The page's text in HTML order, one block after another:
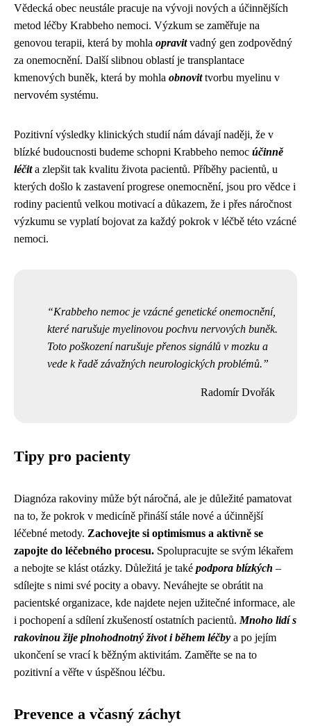
Vědecká obec neustále pracuje na vývoji nových a účinnějších
metod léčby Krabbeho nemoci. Výzkum se zaměřuje na
genovou terapii, která by mohla opravitvadný gen zodpovědný
za onemocnění. Další slibnou oblastí je transplantace
kmenových buněk, která by mohla obnovittvorbu myelinu v
nervovém systému.
Pozitivní výsledky klinických studií nám dávají naději, že v
blízké budoucnosti budeme schopni Krabbeho nemoc účinně
léčita zlepšit tak kvalitu života pacientů. Příběhy pacientů, u
kterých došlo k zastavení progrese onemocnění, jsou pro vědce i
rodiny pacientů velkou motivací a důkazem, že i přes náročnost
výzkumu se vyplatí bojovat za každý pokrok v léčbě této vzácné
nemoci.
Krabbeho nemoc je vzácné genetické onemocnění,
které narušuje myelinovou pochvu nervových buněk.
Toto poškození narušuje přenos signálů v mozku a
vede k řadě závažných neurologických problémů.
Radomír Dvořák
Tipy pro pacienty
Diagnóza rakoviny může být náročná, ale je důležité pamatovat
na to, že pokrok v medicíně přináší stále nové a účinnější
léčebné metody. Zachovejte si optimismus a aktivně se
zapojte do léčebného procesu. Spolupracujte se svým lékařem
a nebojte se klást otázky. Důležitá je také podpora blízkých –
sdílejte s nimi své pocity a obavy. Neváhejte se obrátit na
pacientské organizace, kde najdete nejen užitečné informace, ale
i pochopení a sdílení zkušeností ostatních pacientů. Mnoho lidí s
rakovinou žije plnohodnotný život i během léčby a po jejím
ukončení se vrací k běžným aktivitám. Zaměřte se na to
pozitivní a věřte v úspěšnou léčbu.
Prevence a včasný záchyt